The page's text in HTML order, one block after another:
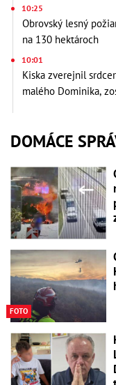
10:25
Obrovský lesný
na 130 hektároch
10:01
Kiska zverejnil
malého Dominika,
DOMÁCE
FOTO